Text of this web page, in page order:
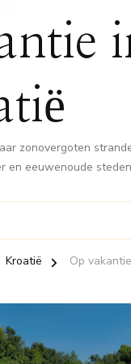
zonovergoten
en eeuwenoude
Kroatië Op